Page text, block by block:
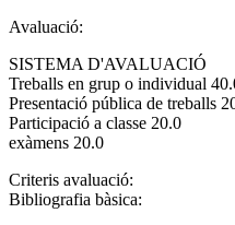
Avaluació:
SISTEMA D'AVALUACIÓ
Treballs en grup o individual
Presentació pública de treballs
Participació a classe 20.0
exàmens 20.0
Criteris avaluació:
Bibliografia bàsica: